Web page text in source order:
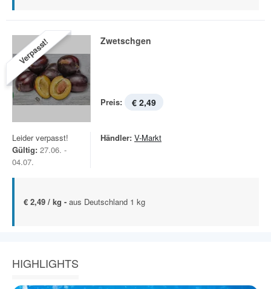
Verpasst! Zwetschgen
Preis: € 2,49
Leider verpasst!
Gültig: 27.06. -
04.07.
Händler: V-Markt
€ 2,49 / kg - aus Deutschland 1 kg
HIGHLIGHTS